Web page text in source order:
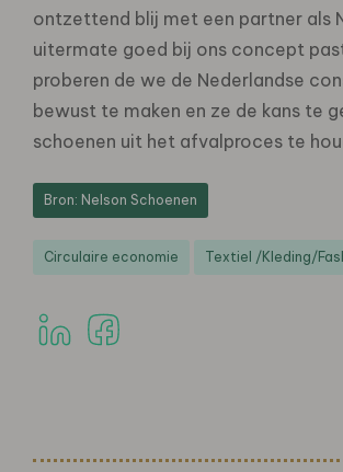
ontzettend blij met een partner als
uitermate goed bij ons concept
proberen de we de Nederlandse
bewust te maken en ze de kans te
schoenen uit het afvalproces te
Bron: Nelson Schoenen
Circulaire economie Textiel /Kleding/